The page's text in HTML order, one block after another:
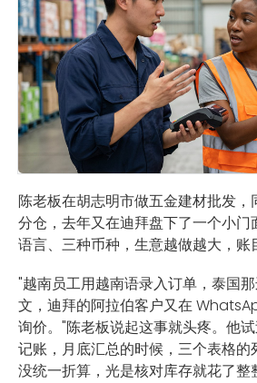
陈老板在胡志明市做五金建材批发，
分仓，去年又在迪拜盘下了一个小门
语言、三种币种，生意越做越大，账
"越南员工用越南语录入订单，泰国
文，迪拜的阿拉伯客户又在
询价。"陈老板说起这事就头疼。他
记账，月底汇总的时候，三个表格
没统一折算，光是核对库存就花了整